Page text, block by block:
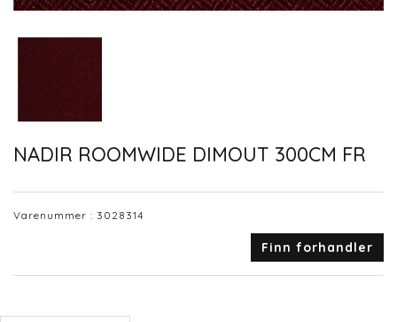
NADIR ROOMWIDE DIMOUT 300CM FR
Varenummer : 3028314
Finn forhandler